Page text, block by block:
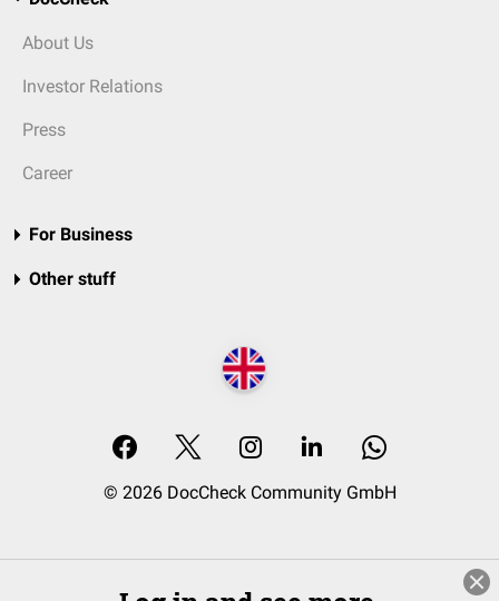
About Us
Investor Relations
Press
Career
For Business
Other stuff
© 2026 DocCheck Community GmbH